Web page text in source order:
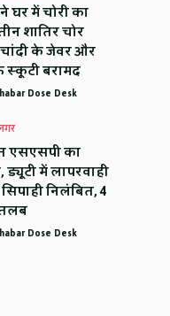
घर में चोरी का
शातिर चोर
के जेवर और
स्कूटी बरामद
Dose Desk
एसएसपी का
में लापरवाही
निलंबित, 4
Dose Desk